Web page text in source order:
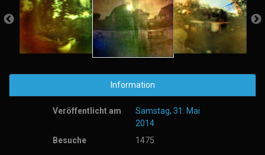
Information
Veröffentlicht am
Samstag, 31. Mai
2014
Besuche
1475